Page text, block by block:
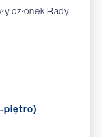
członek Rady
piętro)